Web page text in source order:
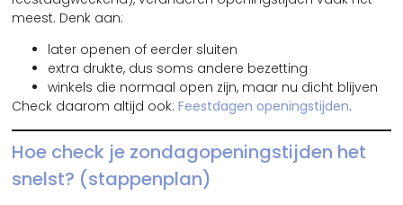
meest. Denk aan:
later openen of eerder sluiten
extra drukte, dus soms andere bezetting
winkels die normaal open zijn, maar nu dicht blijven
Check daarom altijd ook:Feestdagen openingstijden.
Hoe check je zondagopeningstijden het
snelst? (stappenplan)